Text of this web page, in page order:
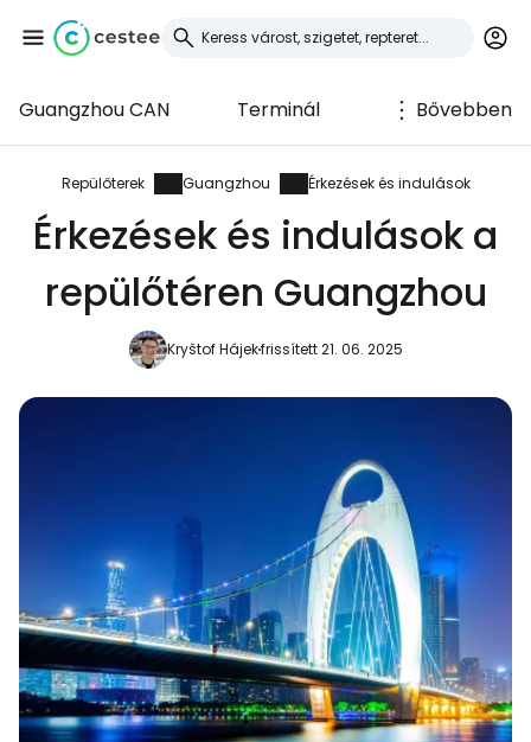
Guangzhou CAN Terminál Bővebben
Repülőterek Guangzhou Érkezések és indulások
Érkezések és indulások a
repülőtéren Guangzhou
Kryštof Hájekfrissített 21. 06. 2025
Bejelentkezés a
Cestee-be
... az utazási közösség világszerte
Folytatás a Google-lal
Folytassa e-mailben